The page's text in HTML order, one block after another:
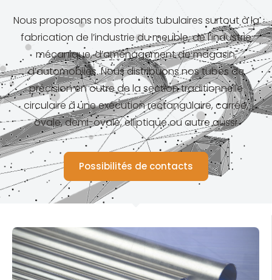
Nous proposons nos produits tubulaires surtout à la
fabrication de l’industrie du meuble, de l’industrie
mécanique, d’aménagement de magasin,
d’automobiles. Nous distribuons nos tubes de
précision en outre de la section traditionnelle
circulaire à une exécution rectangulaire, carrée,
ovale, demi-ovale, elliptique ou autre aussi.
Possibilités de contacts